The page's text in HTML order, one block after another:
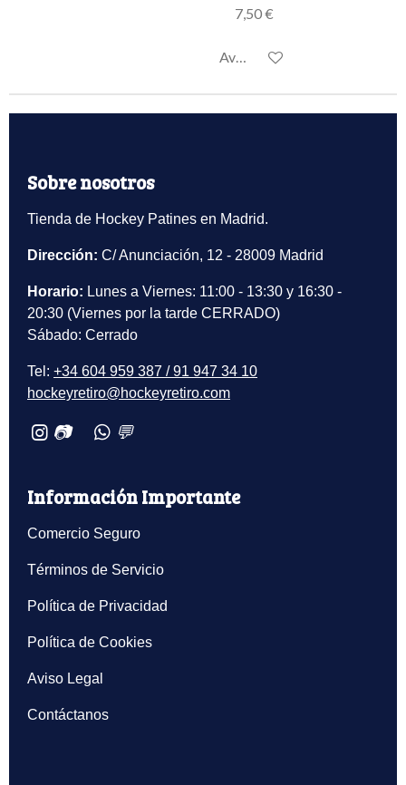
7,50 €
Avisarme cuando esté
Sobre nosotros
Tienda de Hockey Patines en Madrid.
Dirección: C/ Anunciación, 12 - 28009 Madrid
Horario: Lunes a Viernes: 11:00 - 13:30 y 16:30 -
20:30 (Viernes por la tarde CERRADO)
Sábado: Cerrado
Tel: +34 604 959 387 / 91 947 34 10
hockeyretiro@hockeyretiro.com
📷 💬
Información Importante
Comercio Seguro
Términos de Servicio
Política de Privacidad
Política de Cookies
Aviso Legal
Contáctanos